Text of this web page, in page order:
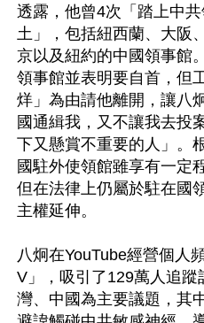
透露，他曾4次「踏上中
土」，包括紐西蘭、大阪
京以及紐約的中國領事館
領事館並表明要自首，但
烊」為由請他離開，讓八
國通緝我，又不讓我去投
下又懸賞不重要的人」。
國駐外使領館雖享有一定
但在法律上仍屬於駐在國
主權延伸。
八炯在YouTube經營個人
V」，吸引了129萬人追
灣、中國為主要議題，其